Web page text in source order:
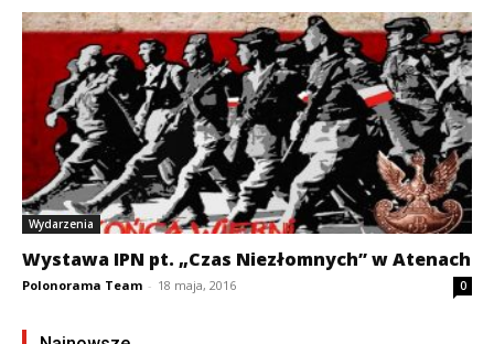
Wydarzenia
Wystawa IPN pt. „Czas Niezłomnych” w Atenach
Polonorama Team - 18 maja, 2016 0